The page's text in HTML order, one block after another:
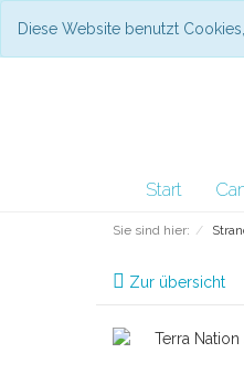
Diese Website benutzt
Start
Sie sind hier:
Zur übersicht